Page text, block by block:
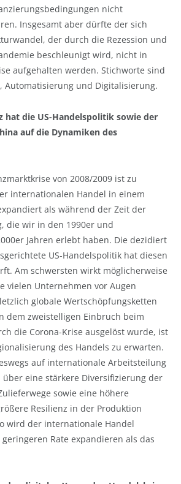
nicht
Insgesamt aber dürfte der sich
der durch die Rezession und
beschleunigt wird, nicht in
aufgehalten werden. Stichworte sind
Automatisierung und Digitalisierung.
hat die US-Handelspolitik sowie der
auf die Dynamiken des
von 2008/2009 ist zu
internationalen Handel in einem
als während der Zeit der
die wir in den 1990er und
Jahren erlebt haben. Die dezidiert
US-Handelspolitik hat diesen
Am schwersten wirkt möglicherweise
vielen Unternehmen vor Augen
globale Wertschöpfungsketten
dem zweistelligen Einbruch beim
die Corona-Krise ausgelöst wurde, ist
des Handels zu erwarten.
auf internationale Arbeitsteilung
eine stärkere Diversifizierung der
sowie eine höhere
Resilienz in der Produktion
wird der internationale Handel
Rate expandieren als das